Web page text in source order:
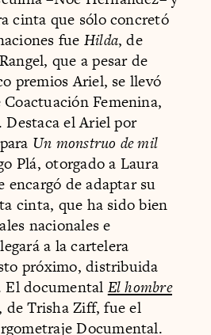
cinta que sólo concretó
fue Hilda, de
que a pesar de
premios Ariel, se llevó
Femenina,
Destaca el Ariel por
Un monstruo de mil
Plá, otorgado a Laura
encargó de adaptar su
cinta, que ha sido bien
nacionales e
a la cartelera
próximo, distribuida
El documental El hombre
, de Trisha Ziff, fue el
Documental.